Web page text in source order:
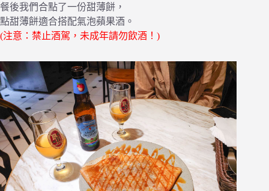
餐後我們合點了一份甜薄餅，
點甜薄餅適合搭配氣泡蘋果酒。
(注意：禁止酒駕，未成年請勿飲酒！)